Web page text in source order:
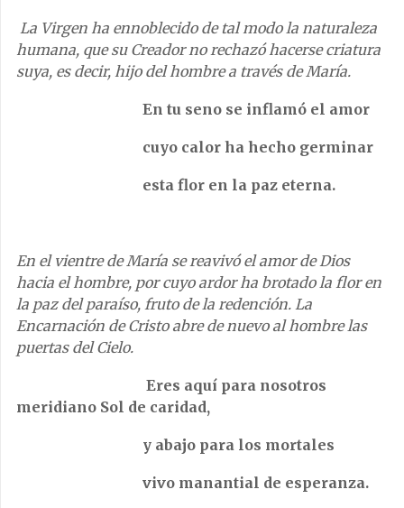
La Virgen ha ennoblecido de tal modo la naturaleza
humana, que su Creador no rechazó hacerse criatura
suya, es decir, hijo del hombre a través de María.
En tu seno se inflamó el amor
cuyo calor ha hecho germinar
esta flor en la paz eterna.
En el vientre de María se reavivó el amor de Dios
hacia el hombre, por cuyo ardor ha brotado la flor en
la paz del paraíso, fruto de la redención. La
Encarnación de Cristo abre de nuevo al hombre las
puertas del Cielo.
Eres aquí para nosotros
meridiano Sol de caridad,
y abajo para los mortales
vivo manantial de esperanza.